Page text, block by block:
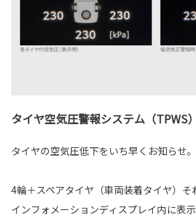
タイヤ空気圧警報システム（TPWS）
タイヤの空気圧低下をいち早くお知らせ。
4輪＋スペアタイヤ（車両装着タイヤ）
インフォメーションディスプレイ内に表